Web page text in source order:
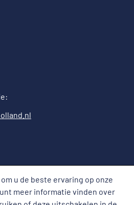
u de beste ervaring op onze
meer informatie vinden over
Digital Holland